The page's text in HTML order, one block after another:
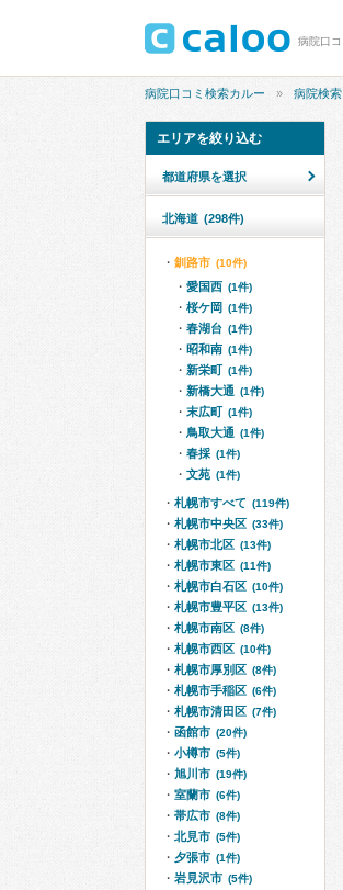
病院口コミ検索カルー 病院検索
エリアを絞り込む
都道府県を選択
北海道 (298件)
釧路市 (10件)
愛国西 (1件)
桜ケ岡 (1件)
春湖台 (1件)
昭和南 (1件)
新栄町 (1件)
新橋大通 (1件)
末広町 (1件)
鳥取大通 (1件)
春採 (1件)
文苑 (1件)
札幌市すべて (119件)
札幌市中央区 (33件)
札幌市北区 (13件)
札幌市東区 (11件)
札幌市白石区 (10件)
札幌市豊平区 (13件)
札幌市南区 (8件)
札幌市西区 (10件)
札幌市厚別区 (8件)
札幌市手稲区 (6件)
札幌市清田区 (7件)
函館市 (20件)
小樽市 (5件)
旭川市 (19件)
室蘭市 (6件)
帯広市 (8件)
北見市 (5件)
夕張市 (1件)
岩見沢市 (5件)